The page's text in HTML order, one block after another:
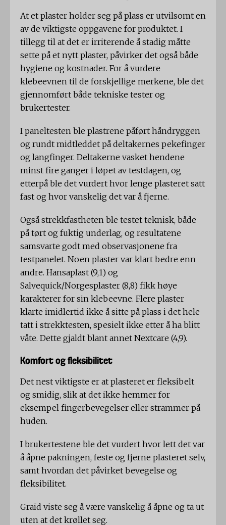
At et plaster holder seg på plass er utvilsomt en
av de viktigste oppgavene for produktet. I
tillegg til at det er irriterende å stadig måtte
sette på et nytt plaster, påvirker det også både
hygiene og kostnader. For å vurdere
klebeevnen til de forskjellige merkene, ble det
gjennomført både tekniske tester og
brukertester.
I paneltesten ble plastrene påført håndryggen
og rundt midtleddet på deltakernes pekefinger
og langfinger. Deltakerne vasket hendene
minst fire ganger i løpet av testdagen, og
etterpå ble det vurdert hvor lenge plasteret satt
fast og hvor vanskelig det var å fjerne.
Også strekkfastheten ble testet teknisk, både
på tørt og fuktig underlag, og resultatene
samsvarte godt med observasjonene fra
testpanelet. Noen plaster var klart bedre enn
andre. Hansaplast (9,1) og
Salvequick/Norgesplaster (8,8) fikk høye
karakterer for sin klebeevne. Flere plaster
klarte imidlertid ikke å sitte på plass i det hele
tatt i strekktesten, spesielt ikke etter å ha blitt
våte. Dette gjaldt blant annet Nextcare (4,9).
Komfort og fleksibilitet
Det nest viktigste er at plasteret er fleksibelt
og smidig, slik at det ikke hemmer for
eksempel fingerbevegelser eller strammer på
huden.
I brukertestene ble det vurdert hvor lett det var
å åpne pakningen, feste og fjerne plasteret selv,
samt hvordan det påvirket bevegelse og
fleksibilitet.
Graid viste seg å være vanskelig å åpne og ta ut
uten at det krøllet seg.